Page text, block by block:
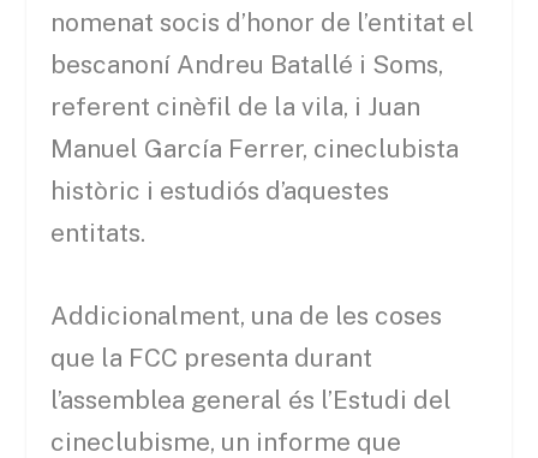
nomenat socis d’honor de l’entitat el
bescanoní Andreu Batallé i Soms,
referent cinèfil de la vila, i Juan
Manuel García Ferrer, cineclubista
històric i estudiós d’aquestes
entitats.
Addicionalment, una de les coses
que la FCC presenta durant
l’assemblea general és l’Estudi del
cineclubisme, un informe que